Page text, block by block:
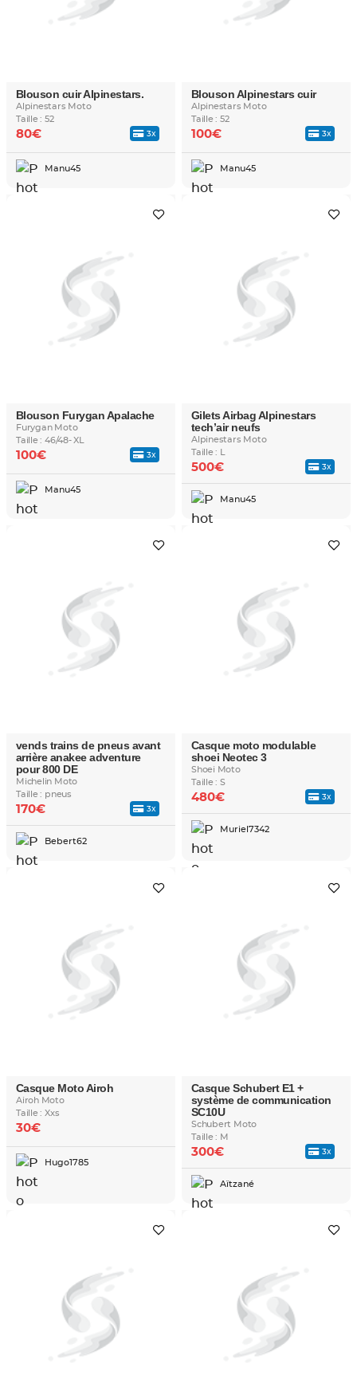
Blouson cuir Alpinestars.
Alpinestars Moto
Taille : 52
3x
80€
Manu45
Blouson Alpinestars cuir
Alpinestars Moto
Taille : 52
3x
100€
Manu45
Blouson Furygan Apalache
Furygan Moto
Taille : 46/48- XL
3x
100€
Manu45
Gilets Airbag Alpinestars
tech’air neufs
Alpinestars Moto
Taille : L
3x
500€
Manu45
vends trains de pneus avant
arrière anakee adventure
pour 800 DE
Michelin Moto
Taille : pneus
3x
170€
Bebert62
Casque moto modulable
shoei Neotec 3
Shoei Moto
Taille : S
3x
480€
Muriel7342
Casque Moto Airoh
Airoh Moto
Taille : Xxs
30€
Hugo1785
Casque Schubert E1 +
système de communication
SC10U
Schubert Moto
Taille : M
3x
300€
Aïtzané